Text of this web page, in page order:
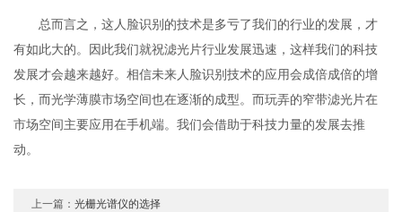
总而言之，这人脸识别的技术是多亏了我们的行业的发展，才
有如此大的。因此我们就祝滤光片行业发展迅速，这样我们的科技
发展才会越来越好。相信未来人脸识别技术的应用会成倍成倍的增
长，而光学薄膜市场空间也在逐渐的成型。而玩弄的窄带滤光片在
市场空间主要应用在手机端。我们会借助于科技力量的发展去推
动。
上一篇：光栅光谱仪的选择